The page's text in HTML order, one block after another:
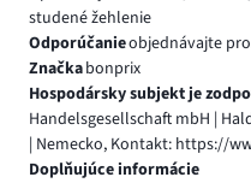
studené žehlenie
Odporúčanieobjednávajte
Značkabonprix
Hospodársky subjekt je
Handelsgesellschaft mbH |
| Nemecko, Kontakt: https://
Doplňujúce informácie